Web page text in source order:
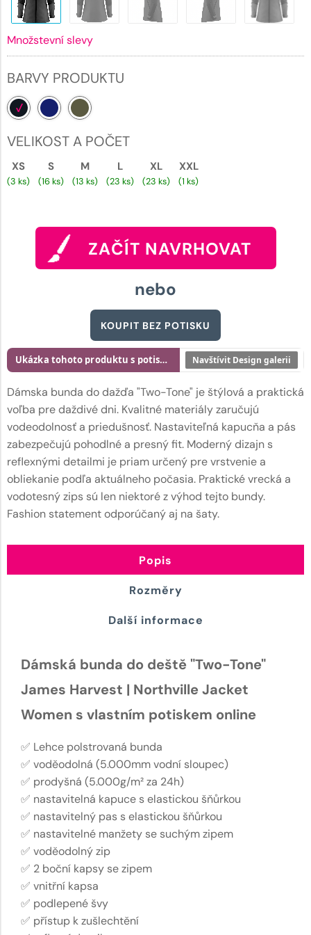
Množstevní slevy
BARVY PRODUKTU
VELIKOST A POČET
XS
(3 ks)
S
(16 ks)
M
(13 ks)
L
(23 ks)
XL
(23 ks)
XXL
(1 ks)
ZAČÍT NAVRHOVAT
nebo
KOUPIT BEZ POTISKU
Dámska bunda do dažďa "Two-Tone" je štýlová a praktická
voľba pre daždivé dni. Kvalitné materiály zaručujú
vodeodolnosť a priedušnosť. Nastaviteľná kapucňa a pás
zabezpečujú pohodlné a presný fit. Moderný dizajn s
reflexnými detailmi je priam určený pre vrstvenie a
obliekanie podľa aktuálneho počasia. Praktické vrecká a
vodotesný zips sú len niektoré z výhod tejto bundy.
Fashion statement odporúčaný aj na šaty.
Ukázka tohoto produktu s potiskem Navštívit Design galerii
Popis
Rozměry
Další informace
Dámská bunda do deště "Two-Tone"
James Harvest | Northville Jacket
Women s vlastním potiskem online
✅ Lehce polstrovaná bunda
✅ voděodolná (5.000mm vodní sloupec)
✅ prodyšná (5.000g/m² za 24h)
✅ nastavitelná kapuce s elastickou šňůrkou
✅ nastavitelný pas s elastickou šňůrkou
✅ nastavitelné manžety se suchým zipem
✅ voděodolný zip
✅ 2 boční kapsy se zipem
✅ vnitřní kapsa
✅ podlepené švy
✅ přístup k zušlechtění